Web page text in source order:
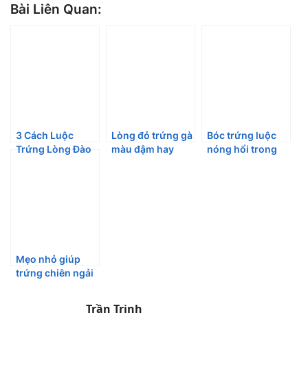
Bài Liên Quan:
3 Cách Luộc
Trứng Lòng Đào
Lòng đỏ trứng gà
màu đậm hay
Bóc trứng luộc
nóng hổi trong
Mẹo nhỏ giúp
trứng chiên ngải
Trần Trinh